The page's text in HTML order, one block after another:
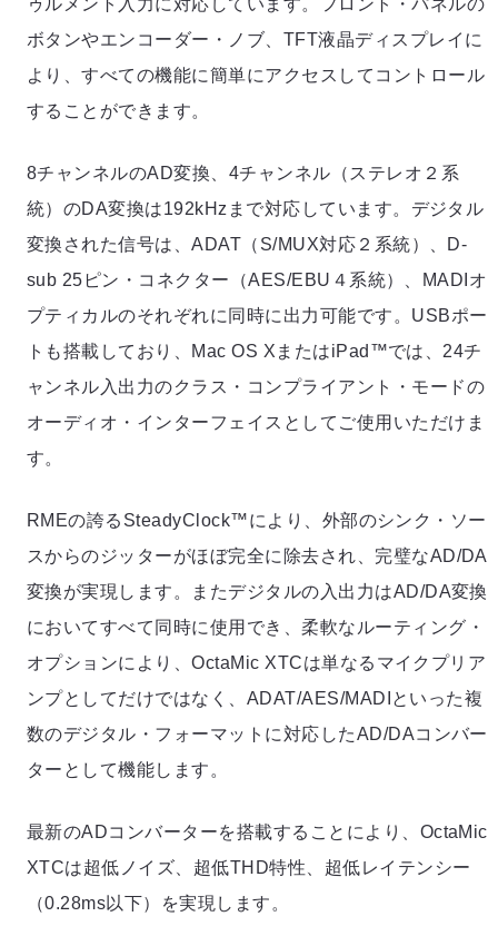
ゥルメント入力に対応しています。フロント・パネルの
ボタンやエンコーダー・ノブ、TFT液晶ディスプレイに
より、すべての機能に簡単にアクセスしてコントロール
することができます。
8チャンネルのAD変換、4チャンネル（ステレオ２系
統）のDA変換は192kHzまで対応しています。デジタル
変換された信号は、ADAT（S/MUX対応２系統）、D-
sub 25ピン・コネクター（AES/EBU４系統）、MADIオ
プティカルのそれぞれに同時に出力可能です。USBポー
トも搭載しており、Mac OS XまたはiPad™では、24チ
ャンネル入出力のクラス・コンプライアント・モードの
オーディオ・インターフェイスとしてご使用いただけま
す。
RMEの誇るSteadyClock™により、外部のシンク・ソー
スからのジッターがほぼ完全に除去され、完璧なAD/DA
変換が実現します。またデジタルの入出力はAD/DA変換
においてすべて同時に使用でき、柔軟なルーティング・
オプションにより、OctaMic XTCは単なるマイクプリア
ンプとしてだけではなく、ADAT/AES/MADIといった複
数のデジタル・フォーマットに対応したAD/DAコンバー
ターとして機能します。
最新のADコンバーターを搭載することにより、OctaMic
XTCは超低ノイズ、超低THD特性、超低レイテンシー
（0.28ms以下）を実現します。